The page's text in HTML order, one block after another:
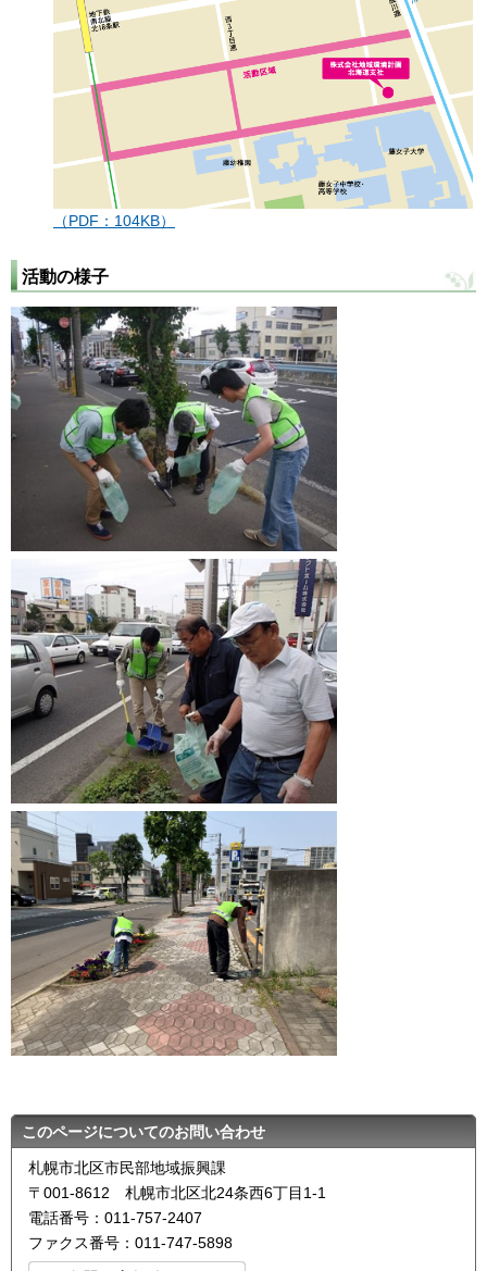
（PDF：104KB）
活動の様子
このページについてのお問い合わせ
札幌市北区市民部地域振興課
〒001-8612 札幌市北区北24条西6丁目1-1
電話番号：011-757-2407
ファクス番号：011-747-5898